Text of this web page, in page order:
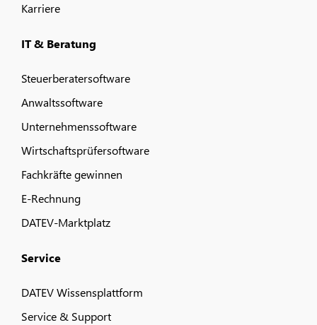
Karriere
IT & Beratung
Steuerberatersoftware
Anwaltssoftware
Unternehmenssoftware
Wirtschaftsprüfersoftware
Fachkräfte gewinnen
E-Rechnung
DATEV-Marktplatz
Service
DATEV Wissensplattform
Service & Support